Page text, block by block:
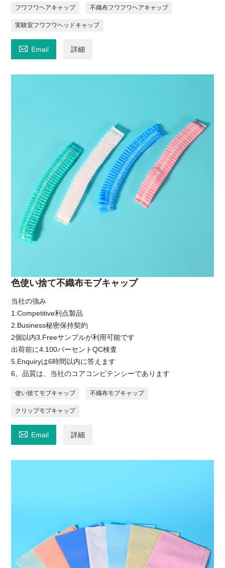
フワフワヘアキャップ 不織布フワフワヘアキャップ
実験室フワフワヘッドキャップ
 Email 詳細
色使い捨て不織布モブキャップ
当社の強み
1.Competitive利点製品
2.Business秘密保持契約
2個以内3.Freeサンプルが利用可能です
出荷前に4.100パーセントQC検査
5.Enquiryは6時間以内に答えます
6。品質は、当社のコアコンピテンシーであります
使い捨てモブキャップ 不織布モブキャップ
クリップモブキャップ
 Email 詳細